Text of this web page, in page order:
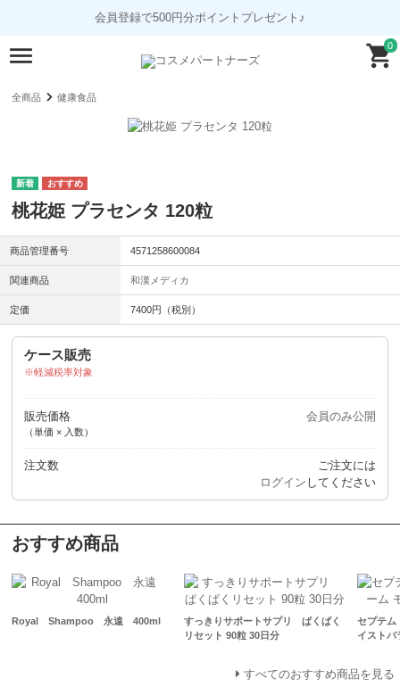
会員登録で500円分ポイントプレゼント♪
0
全商品 健康食品
桃花姫 プラセンタ 120粒
商品管理番号 4571258600084
関連商品 和漢メディカ
定価 7400円（税別）
ケース販売
軽減税率対象
販売価格
（単価 × 入数）
会員のみ公開
注文数
ご注文には
ログイン してください
おすすめ商品
Royal Shampoo 永遠 400ml
すっきりサポートサプリ ぱくぱく
リセット 90粒 30日分
セプテム
イストバ
すべてのおすすめ商品を見る